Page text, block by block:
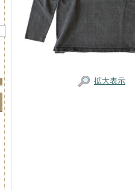
拡大表示